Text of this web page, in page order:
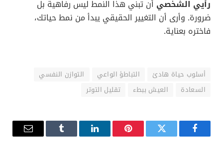
رأيي الشخصي أن تبني هذا النمط ليس رفاهية بل
ضرورة. وأرى أن التغيير الحقيقي يبدأ من نمط حياتك،
فاختره بعناية.
أسلوب حياة هادئ التباطؤ الواعي
التوازن النفسي
السعادة
العيش ببطء تقليل التوتر
فيسبوك تويتر بينتيريستلينكدإن Tumblr
البريد